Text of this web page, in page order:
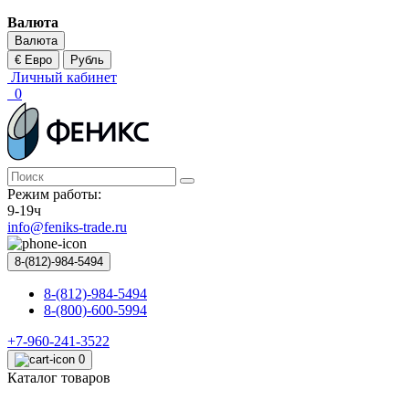
Валюта
Валюта
€ Евро
Рубль
Личный кабинет
0
Режим работы:
9-19ч
info@feniks-trade.ru
8-(812)-984-5494
8-(812)-984-5494
8-(800)-600-5994
+7-960-241-3522
0
Каталог товаров